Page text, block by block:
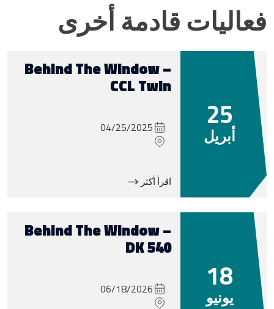
فعاليات قادمة أخرى
25
أبريل
Behind The Window –
CCL Twin
04/25/2025
اقرأ أكثر
18
يونيو
Behind The Window –
DK 540
06/18/2026